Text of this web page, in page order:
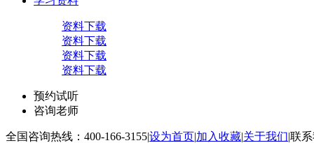
资料下载
资料下载
资料下载
资料下载
预约试听
咨询老师
全国咨询热线：400-166-3155|设为首页|加入收藏|关于我们|联